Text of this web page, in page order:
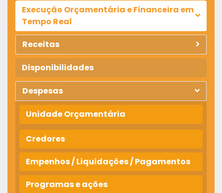
Execução Orçamentária e Financeira em
Tempo Real
Receitas
Disponibilidades
Despesas
Unidade Orçamentária
Credores
Empenhos / Liquidações / Pagamentos
Programas e ações